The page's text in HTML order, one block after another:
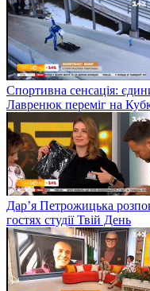
Спортивна сенсація:
Лавренюк переміг на
Дар’я Петрожицька
гостях студії Твій День